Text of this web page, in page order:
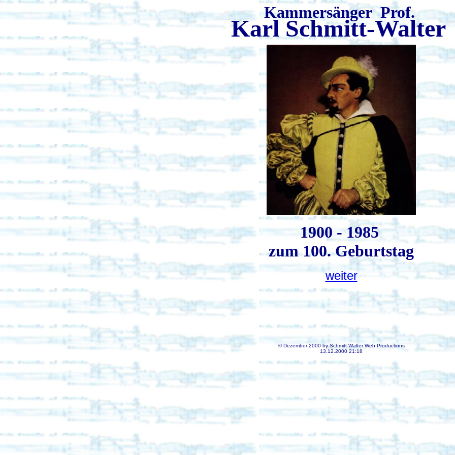
Kammersänger Prof.
Karl Schmitt-
1900 - 1985
zum 100. Geburtstag
weiter
© Dezember 2000 by Schmitt-Walter Web Productions
13.12.2000 21:18